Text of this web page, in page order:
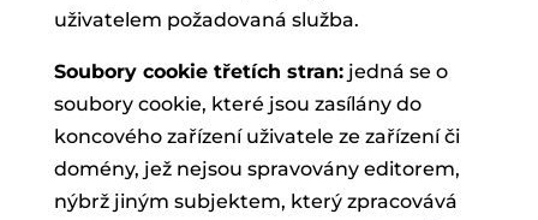
uživatelem požadovaná služba.
Soubory cookie třetích stran:jedná se o
soubory cookie, které jsou zasílány do
koncového zařízení uživatele ze zařízení či
domény, jež nejsou spravovány editorem,
nýbrž jiným subjektem, který zpracovává